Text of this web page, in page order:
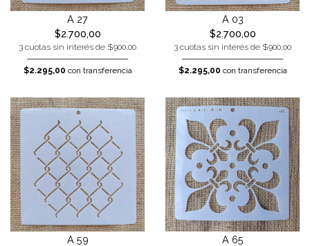
A 27
$2.700,00
3 cuotas sin interés de $900,00
$2.295,00 con transferencia
A 03
$2.700,00
3 cuotas sin interés de $900,00
$2.295,00 con transferencia
A 59
A 65